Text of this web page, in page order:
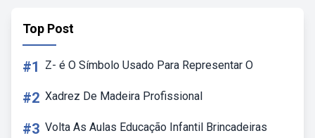
Top Post
#1 Z- é O Símbolo Usado Para Representar O
#2 Xadrez De Madeira Profissional
#3 Volta As Aulas Educação Infantil Brincadeiras